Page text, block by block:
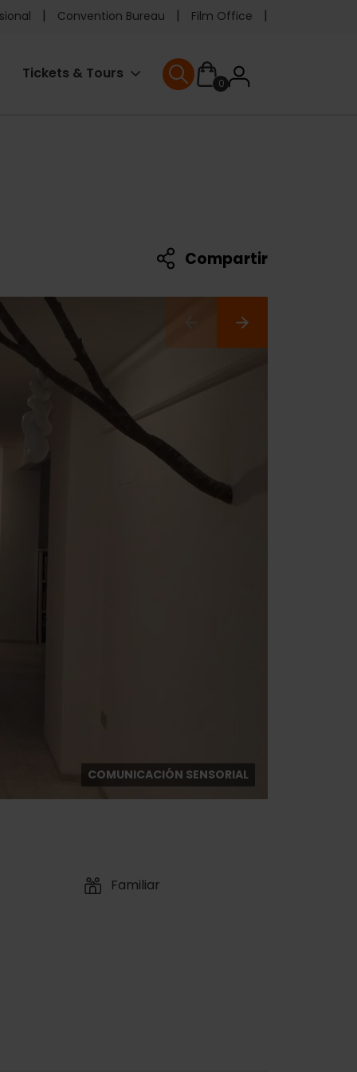
Convention Bureau Film Office
Tickets & Tours
0User
User menu
Compartir
COMUNICACIÓN SENSORIAL
Familiar